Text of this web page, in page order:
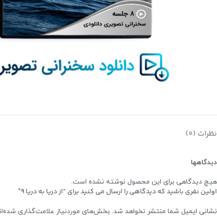
نظرات (0)
دیدگاهها
هیچ دیدگاهی برای این محصول نوشته نشده است.
اولین نفری باشید که دیدگاهی را ارسال می کنید برای “از دریا به دریا 9”
نشانی ایمیل شما منتشر نخواهد شد. بخش‌های موردنیاز علامت‌گذاری